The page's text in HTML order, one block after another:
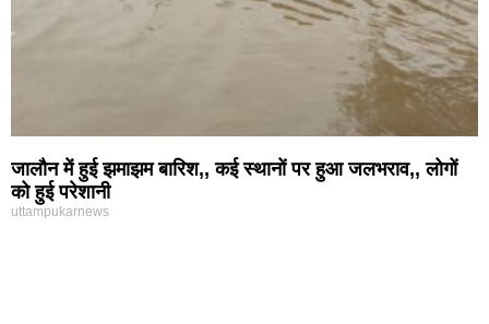
जालौन में हुई झमाझम बारिश,, कई स्थानों पर हुआ जलभराव,, लोगों
को हुई परेशानी
uttampukarnews